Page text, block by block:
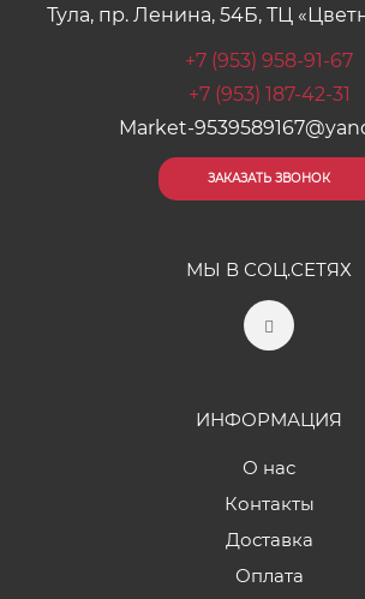
Тула, пр. Ленина, 54Б, ТЦ
+7 (953) 958-91-67
+7 (953) 187-42-31
Market-
ЗАКАЗАТЬ ЗВОНОК
МЫ В СОЦ.СЕТЯХ
ИНФОРМАЦИЯ
О нас
Контакты
Доставка
Оплата